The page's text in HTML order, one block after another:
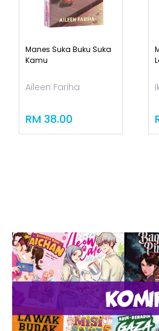
Manes Suka Buku Suka
Kamu
Aileen Fariha
RM 38.00